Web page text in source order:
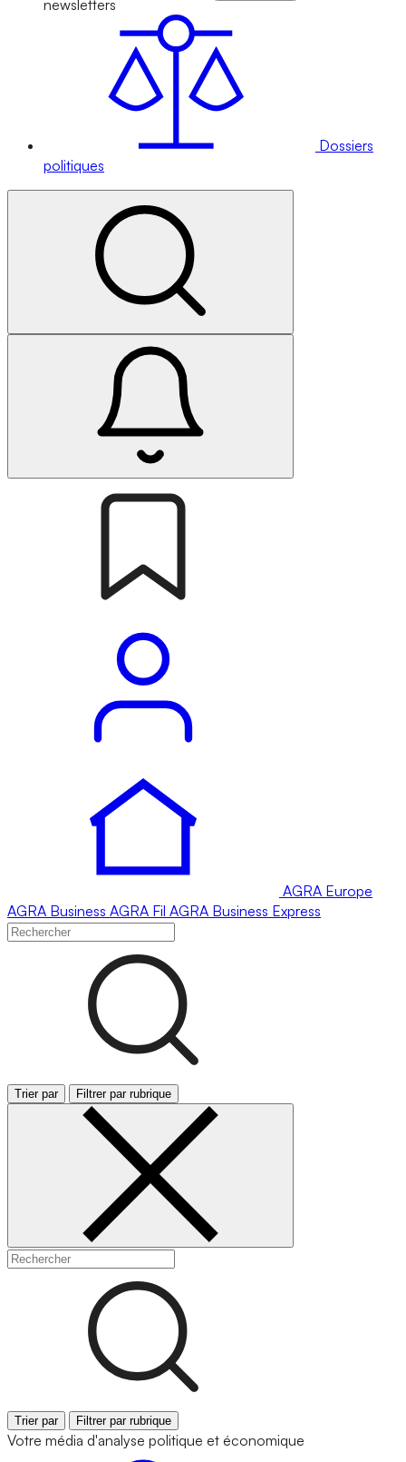
newsletters
Dossiers
politiques
AGRA Europe
AGRA Business AGRA Fil AGRA Business Express
Trier par Filtrer par rubrique
Trier par Filtrer par rubrique
Votre média d'analyse politique et économique